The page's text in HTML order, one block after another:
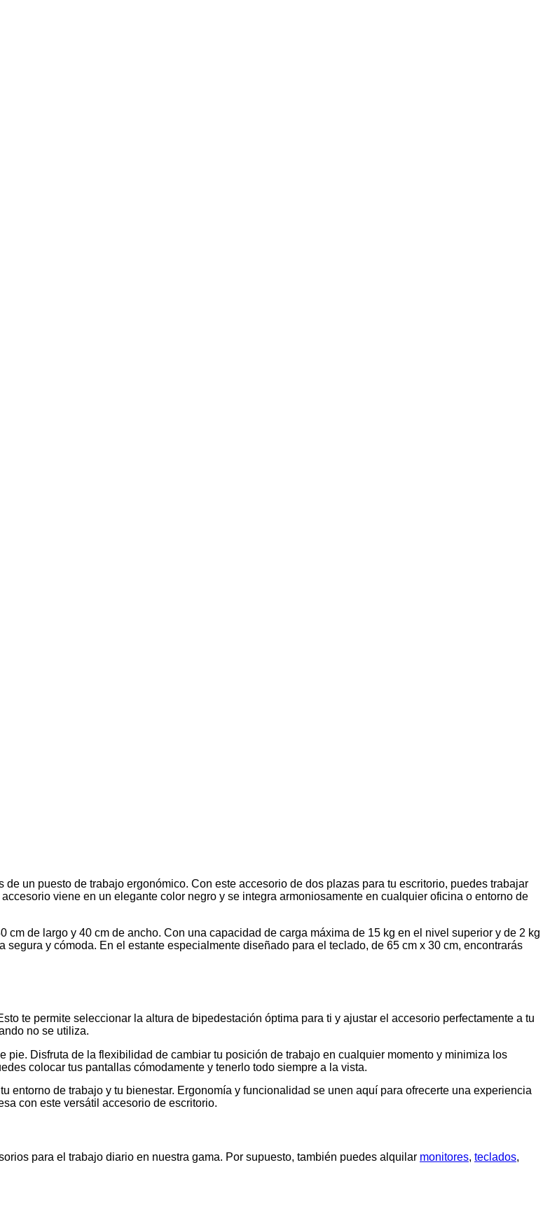
un puesto de trabajo ergonómico. Con este accesorio de dos plazas para tu escritorio, puedes trabajar
viene en un elegante color negro y se integra armoniosamente en cualquier oficina o entorno de
de largo y 40 cm de ancho. Con una capacidad de carga máxima de 15 kg en el nivel superior y de 2 kg
y cómoda. En el estante especialmente diseñado para el teclado, de 65 cm x 30 cm, encontrarás
te permite seleccionar la altura de bipedestación óptima para ti y ajustar el accesorio perfectamente a tu
no se utiliza.
Disfruta de la flexibilidad de cambiar tu posición de trabajo en cualquier momento y minimiza los
colocar tus pantallas cómodamente y tenerlo todo siempre a la vista.
entorno de trabajo y tu bienestar. Ergonomía y funcionalidad se unen aquí para ofrecerte una experiencia
con este versátil accesorio de escritorio.
para el trabajo diario en nuestra gama. Por supuesto, también puedes alquilar monitores, teclados,